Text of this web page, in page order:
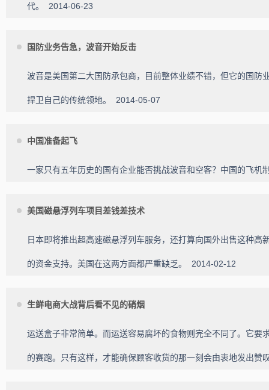
代。 2014-06-23
国防业务告急，波音开始反击
波音是美国第二大国防承包商，目前整体业绩不错，但它的国
捍卫自己的传统领地。 2014-05-07
中国准备起飞
一家只有五年历史的国有企业能否挑战波音和空客？中国的飞
美国磁悬浮列车项目差钱差技术
日本即将推出超高速磁悬浮列车服务，还打算向国外出售这种
的资金支持。美国在这两方面都严重缺乏。 2014-02-12
生鲜电商大战背后看不见的硝烟
运送盒子非常简单。而运送容易腐坏的食物则完全不同了。它
的赛跑。只有这样，才能确保顾客收货的那一刻会由衷地发出